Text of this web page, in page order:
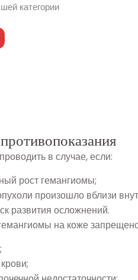
категории
в случае, если:
рост гемангиомы;
произошло вблизи
развития осложнений.
на коже